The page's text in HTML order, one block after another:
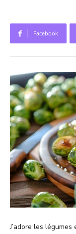
Facebook
J’adore les